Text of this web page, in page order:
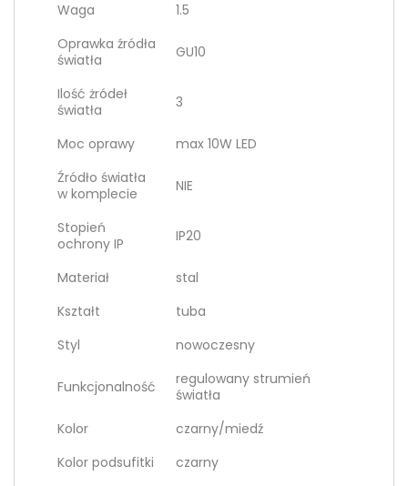
Waga
1.5
Oprawka źródła
światła
GU10
Ilość żródeł
światła
3
Moc oprawy
max 10W LED
Źródło światła
w komplecie
NIE
Stopień
ochrony IP
IP20
Materiał
stal
Kształt
tuba
Styl
nowoczesny
Funkcjonalność
regulowany strumień
światła
Kolor
czarny/miedź
Kolor podsufitki
czarny